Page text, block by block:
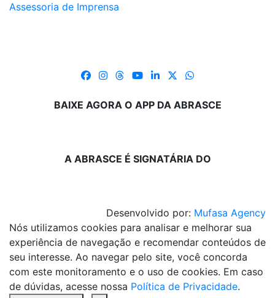
Assessoria de Imprensa
BAIXE AGORA O APP DA ABRASCE
A ABRASCE É SIGNATÁRIA DO
Desenvolvido por: Mufasa Agency
Nós utilizamos cookies para analisar e melhorar sua
experiência de navegação e recomendar conteúdos de
seu interesse. Ao navegar pelo site, você concorda
com este monitoramento e o uso de cookies. Em caso
de dúvidas, acesse nossa Política de Privacidade.